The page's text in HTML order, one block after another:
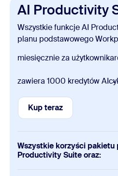
Sheets
Tworzenie i edytowanie
Paper
3 dokumenty tworzone
Tworzenie i edytowanie
Dodatkowe funkcje
7–dniowa historia wersji
AI Productivity
Wszystkie funkcje AI
planu podstawowego
miesięcznie za użytkownika
zawiera 1000 kredytów AI
Kup teraz
Kup teraz
Wszystkie korzyści pakietu
Productivity Suite oraz: